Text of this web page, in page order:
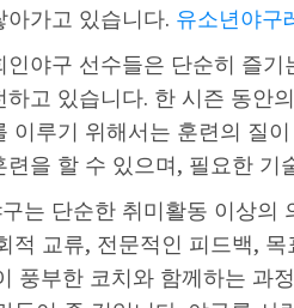
아가고 있습니다. 유소년야구
인야구 선수들은 단순히 즐
하고 있습니다. 한 시즌 동안
이루기 위해서는 훈련의 질
련을 할 수 있으며, 필요한 기
는 단순한 취미활동 이상의
적 교류, 전문적인 피드백,
풍부한 코치와 함께하는 과